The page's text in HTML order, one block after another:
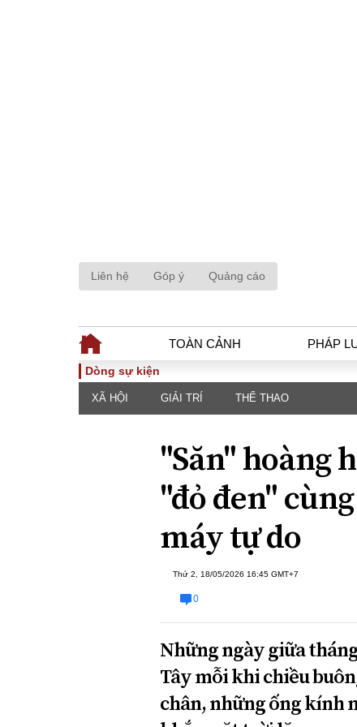
Liên hệ Góp ý Quảng cáo
TOÀN CẢNH PHÁP
TOÀN CẢNH
Chính sách
Đối thoại
Góc
Hồ sơ
Tiếng
ĐA CHIỀU
Quan điểm
Dòng sự kiện
XÃ HỘI GIẢI TRÍ THỂ THAO
"Săn" hoàng
"đỏ đen"
máy tự do
Thứ 2, 18/05/2026 16:45 GMT+7
0
Những ngày giữa
Tây mỗi khi chiều
chân, những ống kính